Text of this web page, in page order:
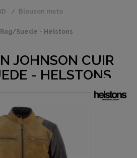
Blouson moto
Rag/Suede - Helstons
JOHNSON CUIR
- HELSTONS